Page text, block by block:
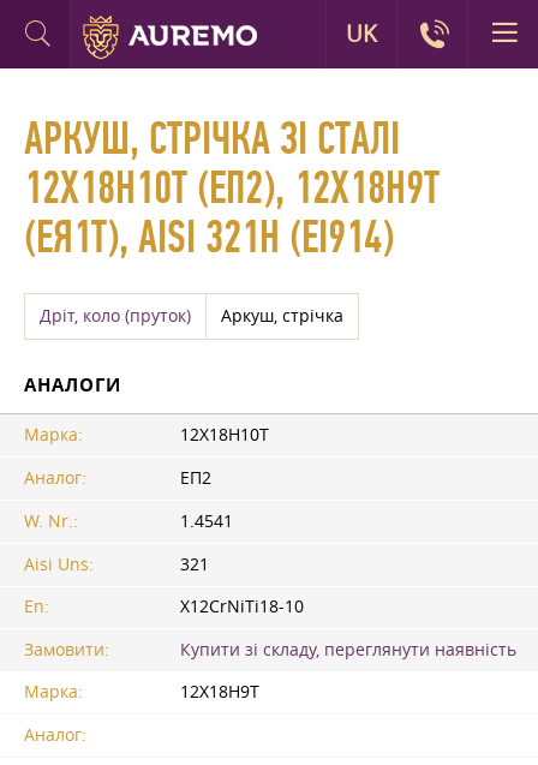
АРКУШ, СТРІЧКА ЗІ СТАЛІ
12Х18Н10Т (ЕП2), 12Х18Н9Т
(ЕЯ1Т), AISI 321H (ЕІ914)
Дріт, коло (пруток) Аркуш, стрічка
АНАЛОГИ
Марка:
12Х18Н10Т
Аналог:
ЕП2
W. Nr.:
1.4541
Aisi Uns:
321
En:
X12CrNiTi18-10
Замовити:
Купити зі складу, переглянути наявність
Марка:
12Х18Н9Т
Аналог:
UK